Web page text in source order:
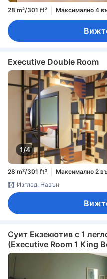
28 m²/301 ft² Максимално 4
Executive Double Room
1/4
28 m²/301 ft² Максимално 2
Изглед: Навън
Суит Екзекютив с 1
(Executive Room 1 King